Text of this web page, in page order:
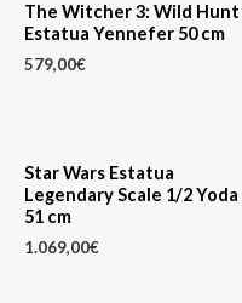
The Witcher 3: Wild Hunt
Estatua Yennefer 50 cm
579,00€
Star Wars Estatua
Legendary Scale 1/2 Yoda
51 cm
1.069,00€